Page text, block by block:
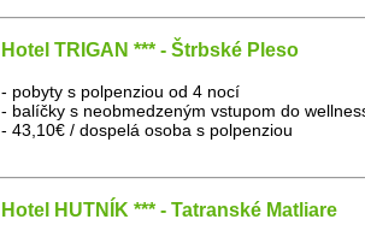
Hotel TRIGAN *** - Štrbské Pleso
- pobyty s polpenziou od 4 nocí
- balíčky s neobmedzeným vstupom do
- 43,10€ / dospelá osoba s polpenziou
Hotel HUTNÍK *** - Tatranské Matliare